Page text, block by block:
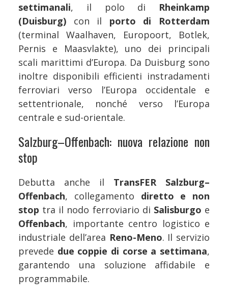
settimanali, il polo di Rheinkamp
(Duisburg) con il porto di Rotterdam
(terminal Waalhaven, Europoort, Botlek,
Pernis e Maasvlakte), uno dei principali
scali marittimi d’Europa. Da Duisburg sono
inoltre disponibili efficienti instradamenti
ferroviari verso l’Europa occidentale e
settentrionale, nonché verso l’Europa
centrale e sud-orientale.
Salzburg–Offenbach: nuova relazione non
stop
Debutta anche il TransFER Salzburg–
Offenbach, collegamento diretto e non
stop tra il nodo ferroviario di Salisburgo e
Offenbach, importante centro logistico e
industriale dell’area Reno-Meno. Il servizio
prevede due coppie di corse a settimana,
garantendo una soluzione affidabile e
programmabile.